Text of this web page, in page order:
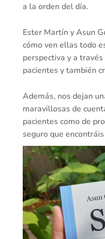
a la orden del día.
Ester Martín y Asun
cómo ven ellas todo
perspectiva y a
pacientes y también
Además, nos dejan
maravillosas de
pacientes como de
seguro que